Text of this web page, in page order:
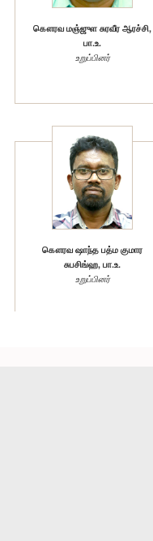
கௌரவ மஞ்ஜுள சுரவீர ஆரச்சி,
பா.உ.
உறுப்பினர்
கௌரவ ஷாந்த பத்ம குமார
சுபசிங்ஹ, பா.உ.
உறுப்பினர்